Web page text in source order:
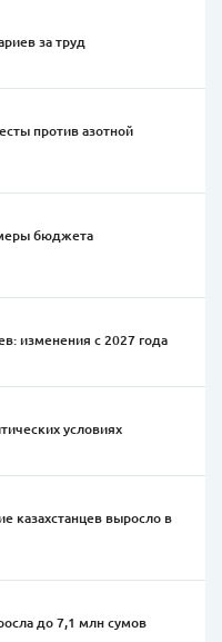
за труд
против азотной
бюджета
изменения с 2027 года
условиях
казахстанцев выросло в
до 7,1 млн сумов